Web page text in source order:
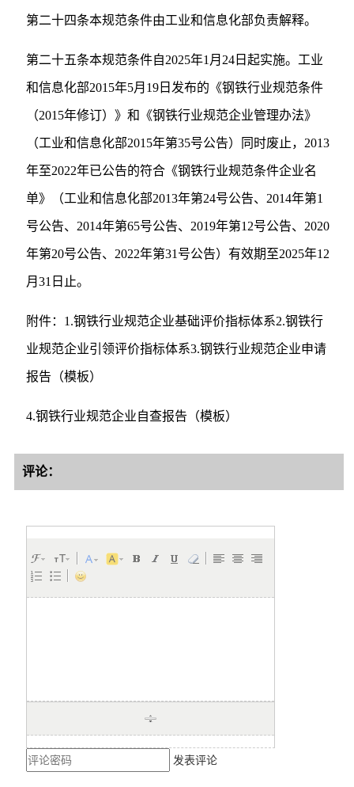
第二十四条本规范条件由工业和信息化部负责解释。
第二十五条本规范条件自2025年1月24日起实施。工业
和信息化部2015年5月19日发布的《钢铁行业规范条件
（2015年修订）》和《钢铁行业规范企业管理办法》
（工业和信息化部2015年第35号公告）同时废止，2013
年至2022年已公告的符合《钢铁行业规范条件企业名
单》（工业和信息化部2013年第24号公告、2014年第1
号公告、2014年第65号公告、2019年第12号公告、2020
年第20号公告、2022年第31号公告）有效期至2025年12
月31日止。
附件：1.钢铁行业规范企业基础评价指标体系2.钢铁行
业规范企业引领评价指标体系3.钢铁行业规范企业申请
报告（模板）
4.钢铁行业规范企业自查报告（模板）
评论：
发表评论